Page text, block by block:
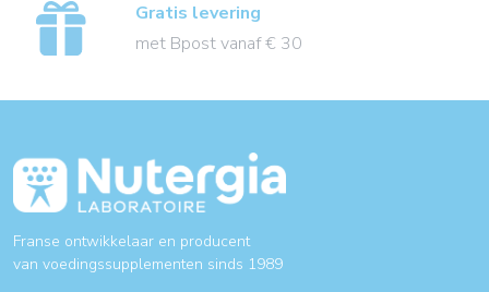
Gratis levering
met Bpost vanaf € 30
Franse ontwikkelaar en producent
van voedingssupplementen sinds 1989